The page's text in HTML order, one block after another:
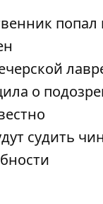
о
судить